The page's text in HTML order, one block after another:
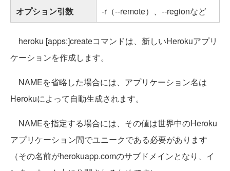
オプション引数
-r（--remote）、--regionなど
heroku [apps:]createコマンドは、新しいHerokuアプリ
ケーションを作成します。
NAMEを省略した場合には、アプリケーション名は
Herokuによって自動生成されます。
NAMEを指定する場合には、その値は世界中のHeroku
アプリケーション間でユニークである必要があります
（その名前がherokuapp.comのサブドメインとなり、イ